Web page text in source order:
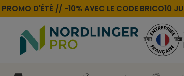
D'ÉTÉ //-10% AVEC LE CODEBRICO10